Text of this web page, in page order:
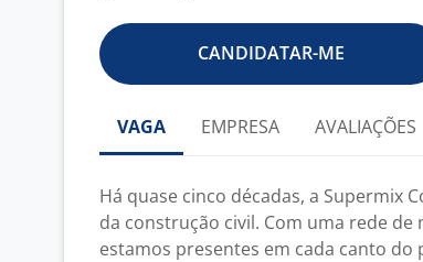
CANDIDATAR-ME
VAGA EMPRESA AVALIAÇÕES
Há quase cinco décadas, a Supermix
da construção civil. Com uma rede de
estamos presentes em cada canto